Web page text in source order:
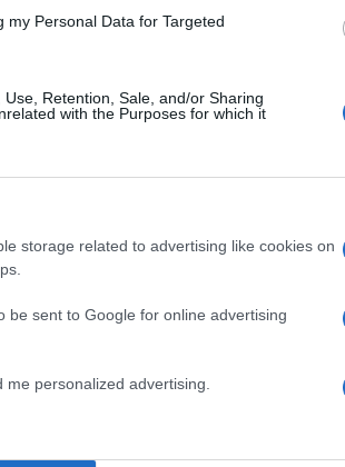
Personal Data for Targeted
Retention, Sale, and/or Sharing
with the Purposes for which it
storage related to advertising like cookies on
be sent to Google for online advertising
personalized advertising.